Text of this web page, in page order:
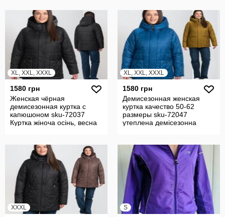
XL, XXL, XXXL
1580 грн
Женская чёрная
демисезонная куртка с
капюшоном sku-72037
Куртка жіноча осінь, весна
XL, XXL, XXXL
1580 грн
Демисезонная женская
куртка качество 50-62
размеры sku-72047
утеплена демісезонна
XXXL S